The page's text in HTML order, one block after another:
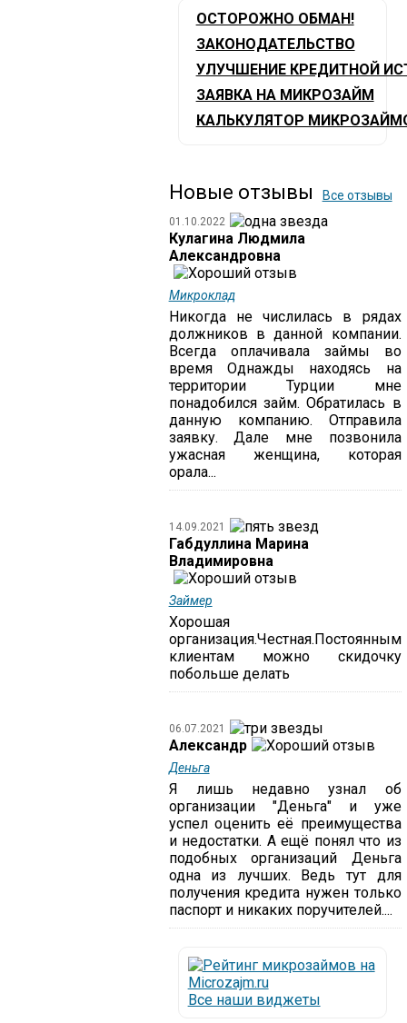
ОСТОРОЖНО ОБМАН!
ЗАКОНОДАТЕЛЬСТВО
УЛУЧШЕНИЕ КРЕДИТНОЙ
ЗАЯВКА НА МИКРОЗАЙМ
КАЛЬКУЛЯТОР
Новые отзывы Все отзывы
01.10.2022
Кулагина Людмила
Александровна
Микроклад
Никогда не числилась в рядах
должников в данной компании.
Всегда оплачивала займы во
время Однажды находясь на
территории Турции мне
понадобился займ. Обратилась в
данную компанию. Отправила
заявку. Дале мне позвонила
ужасная женщина, которая
орала...
14.09.2021
Габдуллина Марина
Владимировна
Займер
Хорошая
организация.Честная.Постоянным
клиентам можно скидочку
побольше делать
06.07.2021
Александр
Деньга
Я лишь недавно узнал об
организации "Деньга" и уже
успел оценить её преимущества
и недостатки. А ещё понял что из
подобных организаций Деньга
одна из лучших. Ведь тут для
получения кредита нужен только
паспорт и никаких поручителей....
Все наши виджеты